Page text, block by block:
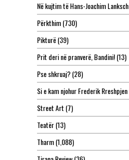
Në kujtim të Hans-Joachim Lanksch
Përkthim(730)
Pikturë(39)
Prit deri në pranverë, Bandini!(13)
Pse shkruaj?(28)
Si e kam njohur Frederik Rreshpjen
Street Art (7)
Teatër(13)
Tharm(1,088)